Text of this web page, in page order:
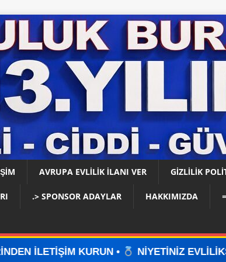
AVRUPA EVLİLİK İLANI VER GIZLILIK
.> SPONSOR ADAYLAR HAKKIMIZDA
• NİYETİNİZ EVLİLİKSE, DOĞRU